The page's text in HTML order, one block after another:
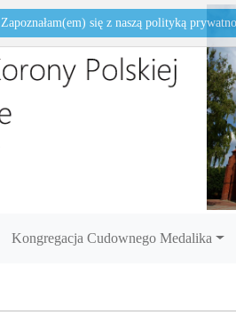
Kongregacja Cudownego Medalika
Zapoznałam(em) się z naszą polityką